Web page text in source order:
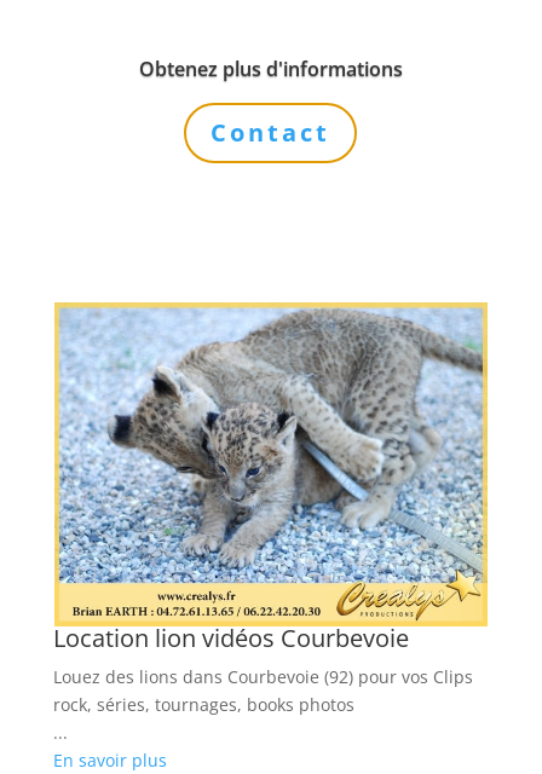
Obtenez plus d'informations
Contact
Location lion vidéos Courbevoie
Louez des lions dans Courbevoie (92) pour vos Clips
rock, séries, tournages, books photos
...
En savoir plus